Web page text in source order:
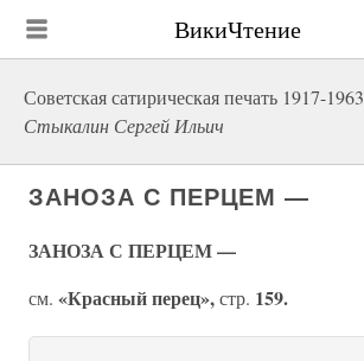
ВикиЧтение
Советская сатирическая печать 1917-1963
Стыкалин Сергей Ильич
ЗАНОЗА С ПЕРЦЕМ —
ЗАНОЗА С ПЕРЦЕМ —
см. «Красный перец»,стр. 159.